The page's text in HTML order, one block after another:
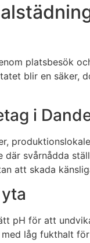
platsbesök
blir en säker,
i
svårnådda
att skada
pH för att
låg fukthalt